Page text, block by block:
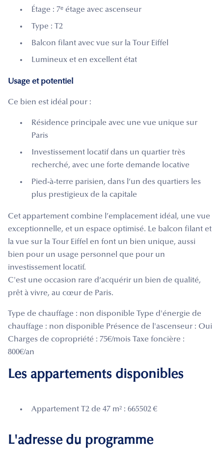
Étage : 7ᵉ étage avec ascenseur
Type : T2
Balcon filant avec vue sur la Tour Eiffel
Lumineux et en excellent état
Usage et potentiel
Ce bien est idéal pour :
Résidence principale avec une vue unique sur
Paris
Investissement locatif dans un quartier très
recherché, avec une forte demande locative
Pied-à-terre parisien, dans l’un des quartiers les
plus prestigieux de la capitale
Cet appartement combine l’emplacement idéal, une vue
exceptionnelle, et un espace optimisé. Le balcon filant et
la vue sur la Tour Eiffel en font un bien unique, aussi
bien pour un usage personnel que pour un
investissement locatif.
C'est une occasion rare d’acquérir un bien de qualité,
prêt à vivre, au cœur de Paris.
Type de chauffage : non disponible Type d'énergie de
chauffage : non disponible Présence de l'ascenseur : Oui
Charges de copropriété : 75€/mois Taxe foncière :
800€/an
Les appartements disponibles
Appartement T2 de 47 m² : 665502 €
L'adresse du programme